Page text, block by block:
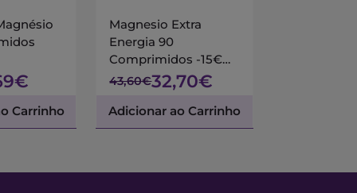
Carrinho
Magnesio Extra
Energia 90
Comprimidos -15€
(já incluído no preço)
43,60€32,70€
Adicionar ao Carrinho